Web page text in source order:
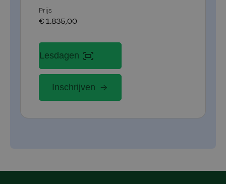
Prijs
€ 1.835,00
Lesdagen
Inschrijven